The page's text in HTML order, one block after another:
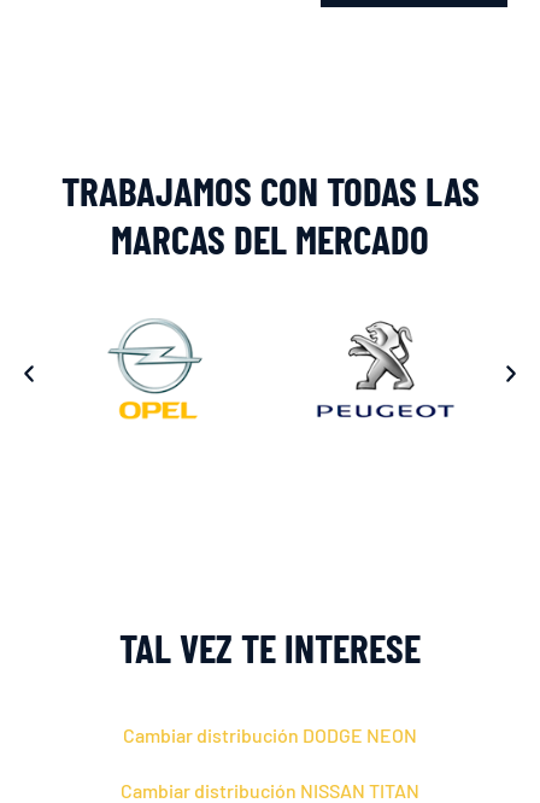
TRABAJAMOS CON TODAS LAS
MARCAS DEL MERCADO
TAL VEZ TE INTERESE
Cambiar distribución DODGE NEON
Cambiar distribución NISSAN TITAN